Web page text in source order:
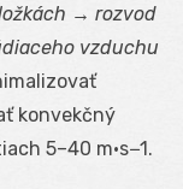
→ rozvod
vzduchu
konvekčný
5–40 m·s−1.